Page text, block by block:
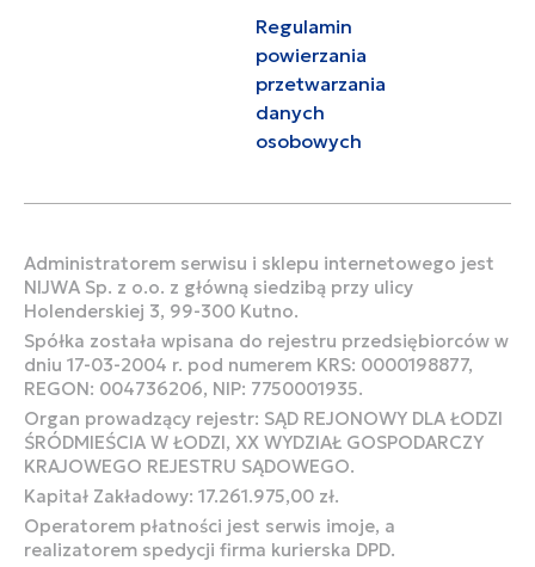
Regulamin
powierzania
przetwarzania
danych
osobowych
Administratorem serwisu i sklepu internetowego jest
NIJWA Sp. z o.o. z główną siedzibą przy ulicy
Holenderskiej 3, 99-300 Kutno.
Spółka została wpisana do rejestru przedsiębiorców w
dniu 17-03-2004 r. pod numerem KRS: 0000198877,
REGON: 004736206, NIP: 7750001935.
Organ prowadzący rejestr: SĄD REJONOWY DLA ŁODZI
ŚRÓDMIEŚCIA W ŁODZI, XX WYDZIAŁ GOSPODARCZY
KRAJOWEGO REJESTRU SĄDOWEGO.
Kapitał Zakładowy: 17.261.975,00 zł.
Operatorem płatności jest serwis imoje, a
realizatorem spedycji firma kurierska DPD.